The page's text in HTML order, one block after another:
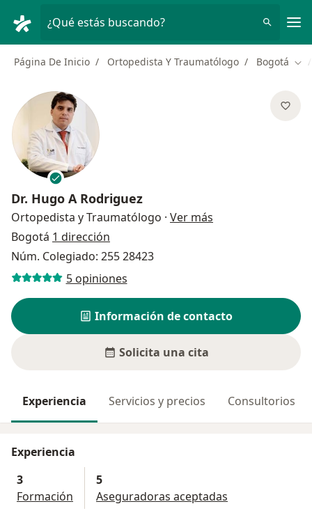
¿Qué estás buscando?
Página De Inicio Ortopedista Y Traumatólogo Bogotá
Dr. Hugo A Rodriguez
Ortopedista y Traumatólogo · Ver más
Bogotá 1 dirección
Núm. Colegiado: 255 28423
5 opiniones
Información de contacto
Solicita una cita
Experiencia Servicios y precios Consultorios
Experiencia
3
Formación
5
Aseguradoras aceptadas